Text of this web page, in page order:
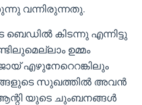
വന്നിരുന്നതു.
കിടന്നു എന്നിട്ടു
ഉമ്മം
എഴുനേറെറങ്കിലും
സുഖത്തിൽ അവൻ
ആന്റി യുടെ ചുംബനങ്ങൾ